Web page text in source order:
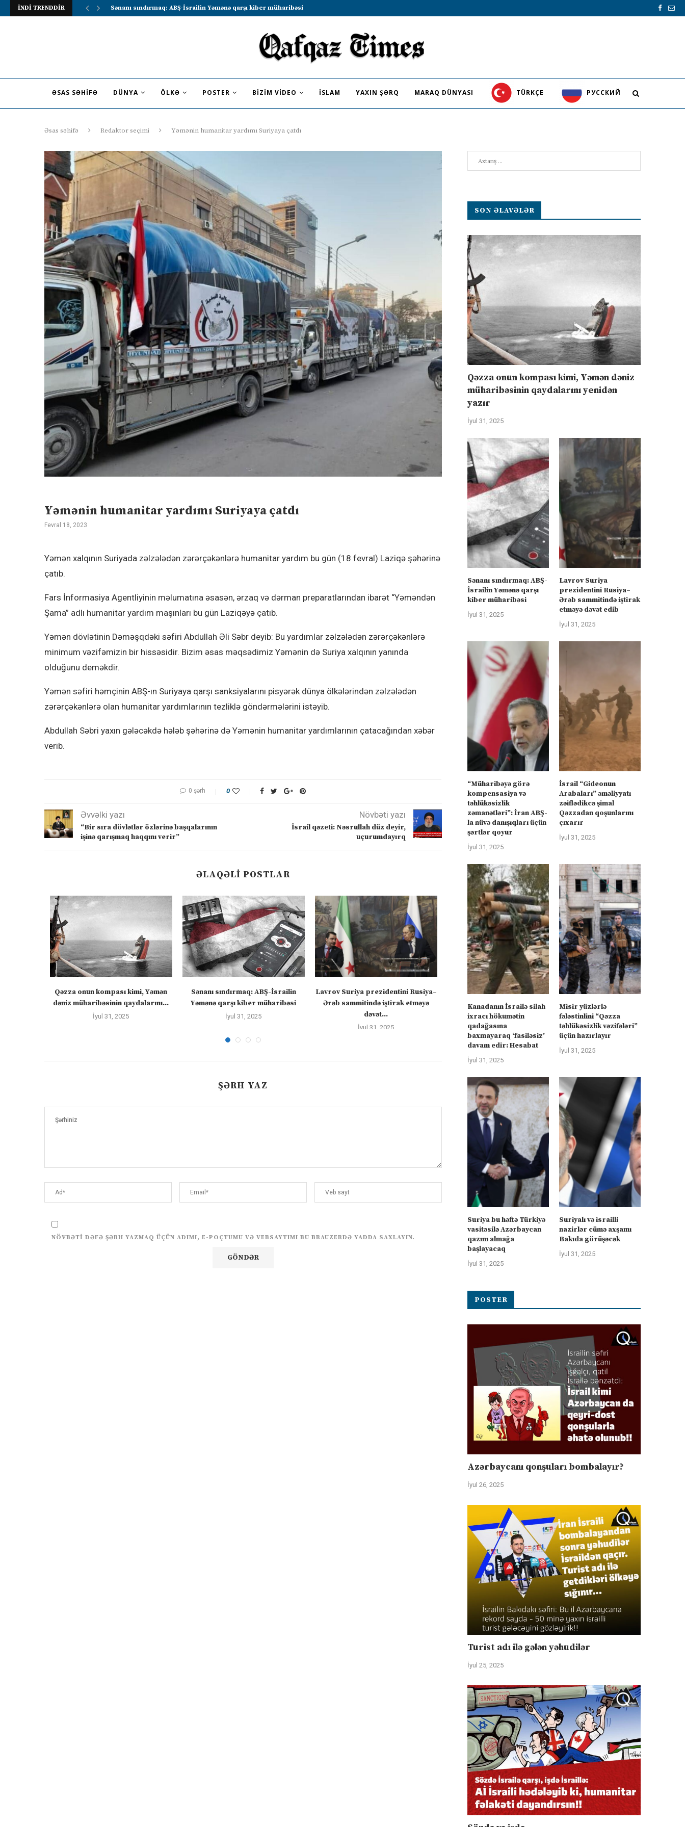
İNDİ TRENDDİR Lavrov Suriya prezidentini Rusiya–Ərəb sammitində iştirak etməyə dəvət...
ƏSAS SƏHIFƏ DÜNYA ÖLKƏ POSTER BIZIM VIDEO İSLAM YAXIN ŞƏRQ MARAQ DÜNYASI TÜRKÇE PУССКИЙ
Əsas səhifə Redaktor seçimi Yəmənin humanitar yardımı Suriyaya çatdı
Yəmənin humanitar yardımı Suriyaya çatdı
Fevral 18, 2023
Yəmən xalqının Suriyada zəlzələdən zərərçəkənlərə humanitar yardım bu gün (18 fevral) Laziqə şəhərinə
çatıb.
Fars İnformasiya Agentliyinin məlumatına əsasən, ərzaq və dərman preparatlarından ibarət “Yəməndən
Şama” adlı humanitar yardım maşınları bu gün Laziqəyə çatıb.
Yəmən dövlətinin Dəməşqdəki səfiri Abdullah Əli Səbr deyib: Bu yardımlar zəlzələdən zərərçəkənlərə
minimum vəzifəmizin bir hissəsidir. Bizim əsas məqsədimiz Yəmənin də Suriya xalqının yanında
olduğunu deməkdir.
Yəmən səfiri həmçinin ABŞ-ın Suriyaya qarşı sanksiyalarını pisyərək dünya ölkələrindən zəlzələdən
zərərçəkənlərə olan humanitar yardımlarının tezliklə göndərmələrini istəyib.
Abdullah Səbri yaxın gələcəkdə hələb şəhərinə də Yəmənin humanitar yardımlarının çatacağından xəbər
verib.
0 şərh 0
Əvvəlki yazı
“Bir sıra dövlətlər özlərinə başqalarının
işinə qarışmaq haqqını verir”
Növbəti yazı
İsrail qəzeti: Nəsrullah düz deyir,
uçurumdayırq
ƏLAQƏLI POSTLAR
Qəzza onun kompası kimi, Yəmən
dəniz müharibəsinin qaydalarını...
İyul 31, 2025
Sənanı sındırmaq: ABŞ-İsrailin
Yəmənə qarşı kiber müharibəsi
İyul 31, 2025
Lavrov Suriya prezidentini Rusiya–
Ərəb sammitində iştirak etməyə
dəvət...
İyul 31, 2025
“Müharibəyə görə kompensasiya və
təhlükəsizlik zəmanətləri”: İran
ABŞ-la...
İyul 31, 2025
İsrail “Gideonun
əməliyyatı zəiflədikcə
Qəzzadan qoşunlarını...
İyul 31, 2025
ŞƏRH YAZ
NÖVBƏTI DƏFƏ ŞƏRH YAZMAQ ÜÇÜN ADIMI, E-POÇTUMU VƏ VEBSAYTIMI BU BRAUZERDƏ YADDA SAXLAYIN.
SON ƏLAVƏLƏR
Qəzza onun kompası kimi, Yəmən dəniz
müharibəsinin qaydalarını yenidən
yazır
İyul 31, 2025
Sənanı sındırmaq: ABŞ-
İsrailin Yəmənə qarşı
kiber müharibəsi
İyul 31, 2025
Lavrov Suriya
prezidentini Rusiya–
Ərəb sammitində iştirak
etməyə dəvət edib
İyul 31, 2025
“Müharibəyə görə
kompensasiya və
təhlükəsizlik
zəmanətləri”: İran ABŞ-
la nüvə danışıqları üçün
şərtlər qoyur
İyul 31, 2025
İsrail “Gideonun
Arabaları” əməliyyatı
zəiflədikcə şimal
Qəzzadan qoşunlarını
çıxarır
İyul 31, 2025
Kanadanın İsrailə silah
ixracı hökumətin
qadağasına
baxmayaraq ‘fasiləsiz’
davam edir: Hesabat
İyul 31, 2025
Misir yüzlərlə
fələstinlini “Qəzza
təhlükəsizlik vəzifələri”
üçün hazırlayır
İyul 31, 2025
Suriya bu həftə Türkiyə
vasitəsilə Azərbaycan
qazını almağa
başlayacaq
İyul 31, 2025
Suriyalı və israilli
nazirlər cümə axşamı
Bakıda görüşəcək
İyul 31, 2025
POSTER
Azərbaycanı qonşuları bombalayır?
İyul 26, 2025
Turist adı ilə gələn yəhudilər
İyul 25, 2025